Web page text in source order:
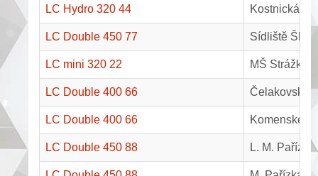
LC Hydro 320 44 Kostnická
LC Double 450 77 Sídliště
LC mini 320 22 MŠ
LC Double 400 66
LC Double 400 66
LC Double 450 88 L. M.